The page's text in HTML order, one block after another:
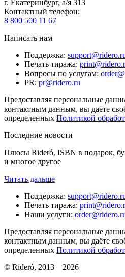
г. Екатеринбург, а/я 313
Контактный телефон:
8 800 500 11 67
Написать нам
Поддержка:
Печать тиража:
Вопросы по услугам:
PR: pr@ridero.ru
Предоставляя персональные
контактным данным, вы даёте
определенных Политикой
Последние новости
Плюсы Rideró, ISBN в подарок,
и многое другое
Читать дальше
Поддержка:
Печать тиража:
Наши услуги:
Предоставляя персональные
контактным данным, вы даёте
определенных Политикой
© Rideró, 2013—2026